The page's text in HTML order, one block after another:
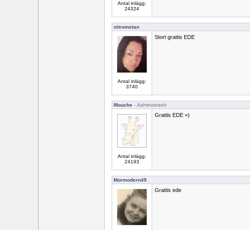
Antal inlägg:
24324
nitrometan
Antal inlägg:
3740
Stort grattis EDE
Mouche - Administratör
Antal inlägg:
24193
Grattis EDE =)
Mormodern49
Grattis ede